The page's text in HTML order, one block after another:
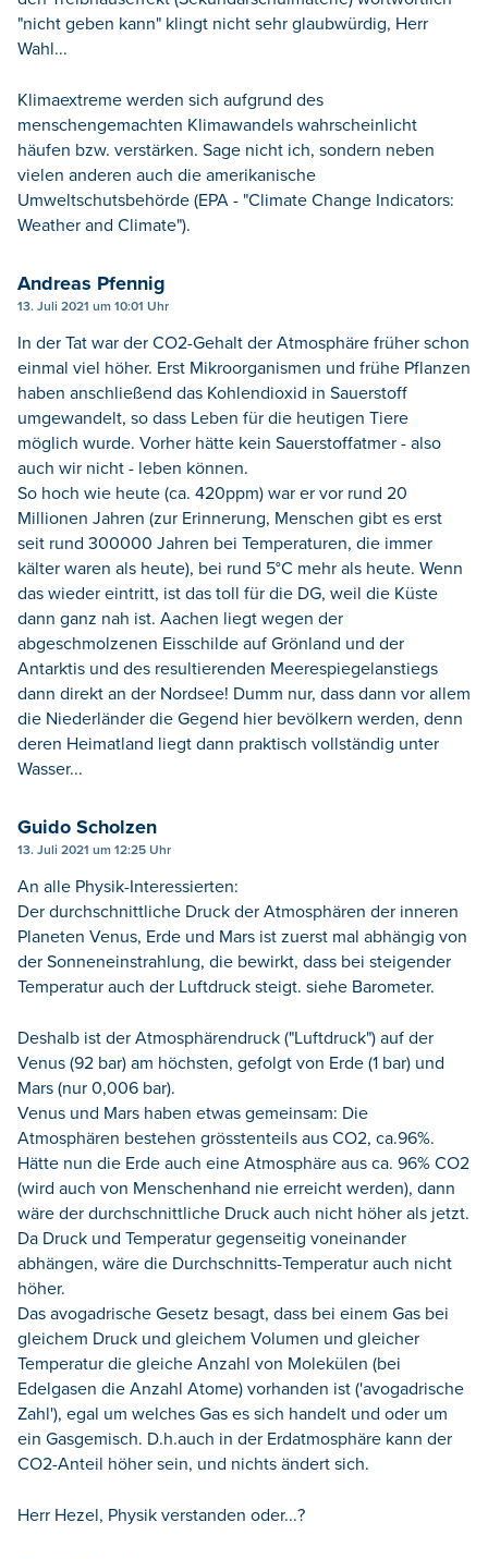
"nicht geben kann" klingt nicht sehr glaubwürdig, Herr
Wahl...
Klimaextreme werden sich aufgrund des
menschengemachten Klimawandels wahrscheinlicht
häufen bzw. verstärken. Sage nicht ich, sondern neben
vielen anderen auch die amerikanische
Umweltschutsbehörde (EPA - "Climate Change Indicators:
Weather and Climate").
Andreas Pfennig
13. Juli 2021 um 10:01 Uhr
In der Tat war der CO2-Gehalt der Atmosphäre früher schon
einmal viel höher. Erst Mikroorganismen und frühe Pflanzen
haben anschließend das Kohlendioxid in Sauerstoff
umgewandelt, so dass Leben für die heutigen Tiere
möglich wurde. Vorher hätte kein Sauerstoffatmer - also
auch wir nicht - leben können.
So hoch wie heute (ca. 420ppm) war er vor rund 20
Millionen Jahren (zur Erinnerung, Menschen gibt es erst
seit rund 300000 Jahren bei Temperaturen, die immer
kälter waren als heute), bei rund 5°C mehr als heute. Wenn
das wieder eintritt, ist das toll für die DG, weil die Küste
dann ganz nah ist. Aachen liegt wegen der
abgeschmolzenen Eisschilde auf Grönland und der
Antarktis und des resultierenden Meerespiegelanstiegs
dann direkt an der Nordsee! Dumm nur, dass dann vor allem
die Niederländer die Gegend hier bevölkern werden, denn
deren Heimatland liegt dann praktisch vollständig unter
Wasser...
Guido Scholzen
13. Juli 2021 um 12:25 Uhr
An alle Physik-Interessierten:
Der durchschnittliche Druck der Atmosphären der inneren
Planeten Venus, Erde und Mars ist zuerst mal abhängig von
der Sonneneinstrahlung, die bewirkt, dass bei steigender
Temperatur auch der Luftdruck steigt. siehe Barometer.
Deshalb ist der Atmosphärendruck ("Luftdruck") auf der
Venus (92 bar) am höchsten, gefolgt von Erde (1 bar) und
Mars (nur 0,006 bar).
Venus und Mars haben etwas gemeinsam: Die
Atmosphären bestehen grösstenteils aus CO2, ca.96%.
Hätte nun die Erde auch eine Atmosphäre aus ca. 96% CO2
(wird auch von Menschenhand nie erreicht werden), dann
wäre der durchschnittliche Druck auch nicht höher als jetzt.
Da Druck und Temperatur gegenseitig voneinander
abhängen, wäre die Durchschnitts-Temperatur auch nicht
höher.
Das avogadrische Gesetz besagt, dass bei einem Gas bei
gleichem Druck und gleichem Volumen und gleicher
Temperatur die gleiche Anzahl von Molekülen (bei
Edelgasen die Anzahl Atome) vorhanden ist ('avogadrische
Zahl'), egal um welches Gas es sich handelt und oder um
ein Gasgemisch. D.h.auch in der Erdatmosphäre kann der
CO2-Anteil höher sein, und nichts ändert sich.
Herr Hezel, Physik verstanden oder...?